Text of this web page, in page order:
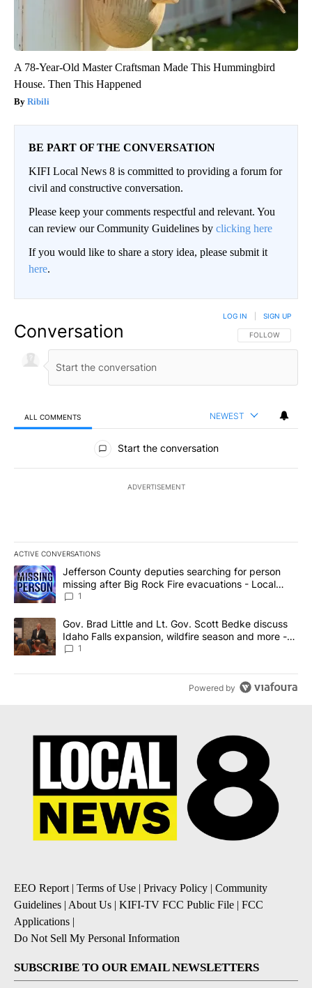
A 78-Year-Old Master Craftsman Made This Hummingbird
House. Then This Happened
Ribili
BE PART OF THE CONVERSATION
KIFI Local News 8 is committed to providing a forum for
civil and constructive conversation.
Please keep your comments respectful and relevant. You
can review our Community Guidelines by clicking here
If you would like to share a story idea, please submit it
here.
Conversation FOLLOW THIS
FOLLOW
LOG IN SIGN UP
ALL COMMENTS NEWEST
All Comments
Start the conversation
ADVERTISEMENT
ACTIVE CONVERSATIONS
The following is a list of the most commented articles in the last
A trending article titled "Jefferson County deputies searching
Jefferson County deputies searching for person
missing after Big Rock Fire evacuations - Local
News 8
1
A trending article titled "Gov. Brad Little and Lt. Gov. Scott
Gov. Brad Little and Lt. Gov. Scott Bedke discuss
Idaho Falls expansion, wildfire season and more -
Local News 8
1
Powered by
EEO Report | Terms of Use | Privacy Policy | Community
Guidelines | About Us | KIFI-TV FCC Public File | FCC
Applications |
Do Not Sell My Personal Information
SUBSCRIBE TO OUR EMAIL NEWSLETTERS